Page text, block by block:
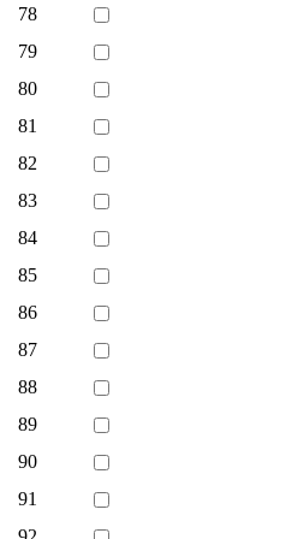
78
79
80
81
82
83
84
85
86
87
88
89
90
91